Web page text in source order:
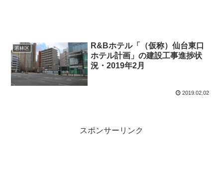
若林区
R&Bホテル「（仮称）仙台東口
ホテル計画」の建設工事進捗状
況・2019年2月
2019.02.02
スポンサーリンク